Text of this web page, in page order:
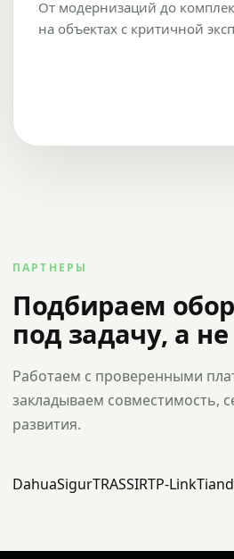
От модернизаций до
на объектах с критичной
ПАРТНЕРЫ
Подбираем
под задачу, а
Работаем с проверенными
закладываем совместимость,
развития.
DahuaSigurTRASSIRTP-Link